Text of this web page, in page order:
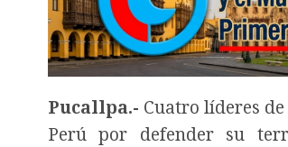
Pucallpa.- Cuatro líderes de
Perú por defender su